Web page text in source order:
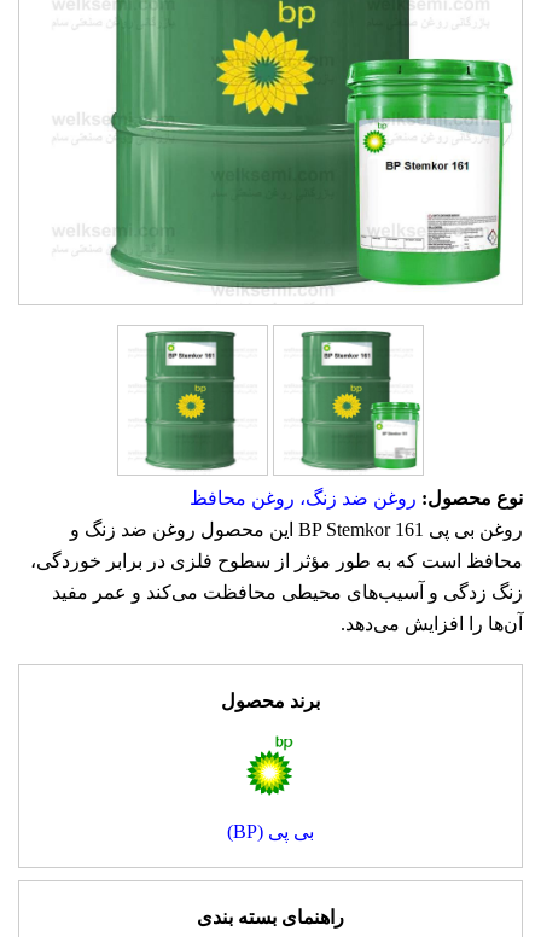
نوع محصول: روغن ضد زنگ، روغن محافظ
روغن بی پی BP Stemkor 161 این محصول روغن ضد زنگ و
محافظ است که به طور مؤثر از سطوح فلزی در برابر خوردگی،
زنگ زدگی و آسیب‌های محیطی محافظت می‌کند و عمر مفید
آن‌ها را افزایش می‌دهد.
برند محصول
بی پی (BP)
راهنمای بسته بندی